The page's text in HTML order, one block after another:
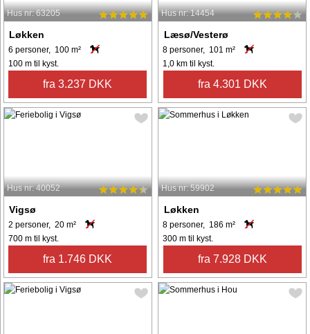
Hus nr: 63205
Løkken
6 personer, 100 m²
100 m til kyst.
fra 3.237 DKK
Hus nr: 14454
Læsø/Vesterø
8 personer, 101 m²
1,0 km til kyst.
fra 4.301 DKK
Hus nr: 40052
Vigsø
2 personer, 20 m²
700 m til kyst.
fra 1.746 DKK
Hus nr: 59902
Løkken
8 personer, 186 m²
300 m til kyst.
fra 7.928 DKK